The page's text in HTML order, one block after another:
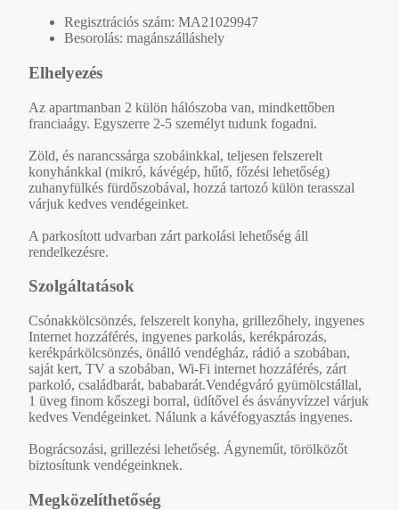
Regisztrációs szám: MA21029947
Besorolás: magánszálláshely
Elhelyezés
Az apartmanban 2 külön hálószoba van, mindkettőben
franciaágy. Egyszerre 2-5 személyt tudunk fogadni.
Zöld, és narancssárga szobáinkkal, teljesen felszerelt
konyhánkkal (mikró, kávégép, hűtő, főzési lehetőség)
zuhanyfülkés fürdőszobával, hozzá tartozó külön terasszal
várjuk kedves vendégeinket.
A parkosított udvarban zárt parkolási lehetőség áll
rendelkezésre.
Szolgáltatások
Csónakkölcsönzés, felszerelt konyha, grillezőhely, ingyenes
Internet hozzáférés, ingyenes parkolás, kerékpározás,
kerékpárkölcsönzés, önálló vendégház, rádió a szobában,
saját kert, TV a szobában, Wi-Fi internet hozzáférés, zárt
parkoló, családbarát, bababarát.Vendégváró gyümölcstállal,
1 üveg finom kőszegi borral, üdítővel és ásványvízzel várjuk
kedves Vendégeinket. Nálunk a kávéfogyasztás ingyenes.
Bográcsozási, grillezési lehetőség. Ágyneműt, törölközőt
biztosítunk vendégeinknek.
Megközelíthetőség